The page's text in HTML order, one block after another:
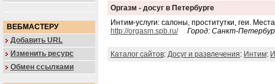
ВЕБМАСТЕРУ
Добавить URL
Изменить ресурс
Обмен ссылками
Оргазм - досуг в Петербурге
Интим-услуги: салоны, проститутки, геи.
http://orgasm.spb.ru/
Город: Санкт-
Каталог сайтов: Досуг и развлечения: Интим: